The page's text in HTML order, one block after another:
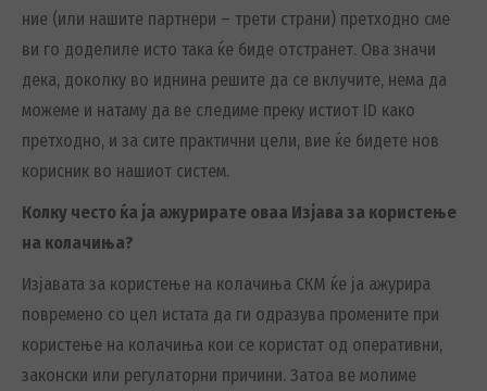
ние (или нашите партнери – трети страни) претходно сме
ви го доделиле исто така ќе биде отстранет. Ова значи
дека, доколку во иднина решите да се вклучите, нема да
можеме и натаму да ве следиме преку истиот ID како
претходно, и за сите практични цели, вие ќе бидете нов
корисник во нашиот систем.
Колку често ќа ја ажурирате оваа Изјава за користење
на колачиња?
Изјавата за користење на колачиња СКМ ќе ја ажурира
повремено со цел истата да ги одразува промените при
користење на колачиња кои се користат од оперативни,
законски или регулаторни причини. Затоа ве молиме